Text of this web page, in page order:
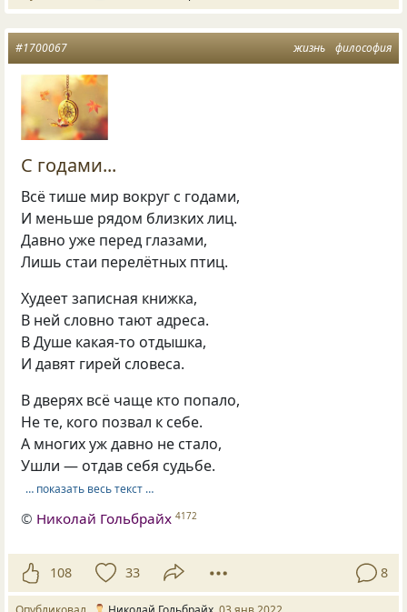
жизнь философия
#1700067
С годами...
Всё тише мир вокруг с годами,
И меньше рядом близких лиц.
Давно уже перед глазами,
Лишь стаи перелётных птиц.
Худеет записная книжка,
В ней словно тают адреса.
В Душе какая-то отдышка,
И давят гирей словеса.
В дверях всё чаще кто попало,
Не те, кого позвал к себе.
А многих уж давно не стало,
Ушли — отдав себя судьбе.
… показать весь текст …
© Николай Гольбрайх 4172
108 33 8